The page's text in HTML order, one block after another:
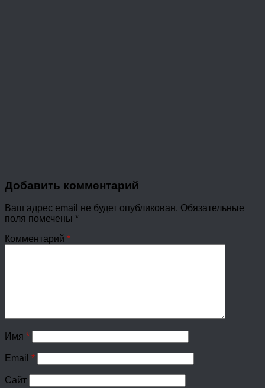
Добавить комментарий
Ваш адрес email не будет опубликован. Обязательные
поля помечены *
Комментарий *
Имя *
Email *
Сайт